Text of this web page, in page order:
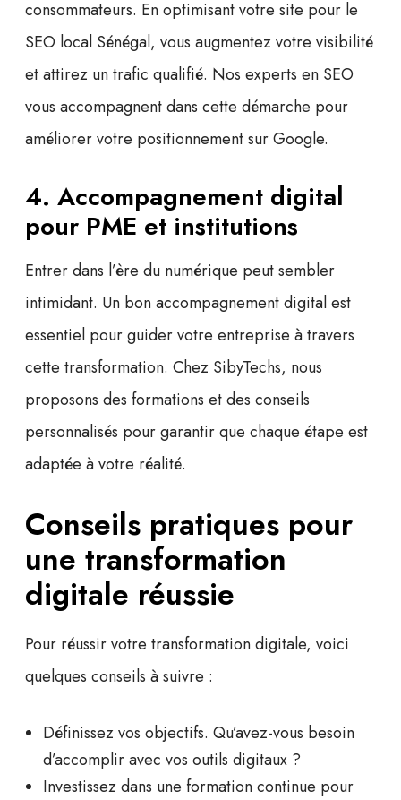
consommateurs. En optimisant votre site pour le
SEO local Sénégal, vous augmentez votre visibilité
et attirez un trafic qualifié. Nos experts en SEO
vous accompagnent dans cette démarche pour
améliorer votre positionnement sur Google.
4. Accompagnement digital
pour PME et institutions
Entrer dans l’ère du numérique peut sembler
intimidant. Un bonaccompagnement digitalest
essentiel pour guider votre entreprise à travers
cette transformation. Chez SibyTechs, nous
proposons des formations et des conseils
personnalisés pour garantir que chaque étape est
adaptée à votre réalité.
Conseils pratiques pour
une transformation
digitale réussie
Pour réussir votre transformation digitale, voici
quelques conseils à suivre :
Définissez vos objectifs. Qu’avez-vous besoin
d’accomplir avec vos outils digitaux ?
Investissez dans une formation continue pour